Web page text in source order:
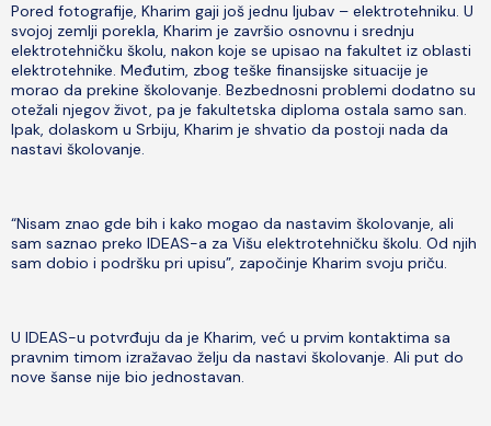
Pored fotografije, Kharim gaji još jednu ljubav – elektrotehniku. U
svojoj zemlji porekla, Kharim je završio osnovnu i srednju
elektrotehničku školu, nakon koje se upisao na fakultet iz oblasti
elektrotehnike. Međutim, zbog teške finansijske situacije je
morao da prekine školovanje. Bezbednosni problemi dodatno su
otežali njegov život, pa je fakultetska diploma ostala samo san.
Ipak, dolaskom u Srbiju, Kharim je shvatio da postoji nada da
nastavi školovanje.
“Nisam znao gde bih i kako mogao da nastavim školovanje, ali
sam saznao preko IDEAS-a za Višu elektrotehničku školu. Od njih
sam dobio i podršku pri upisu”, započinje Kharim svoju priču.
U IDEAS-u potvrđuju da je Kharim, već u prvim kontaktima sa
pravnim timom izražavao želju da nastavi školovanje. Ali put do
nove šanse nije bio jednostavan.